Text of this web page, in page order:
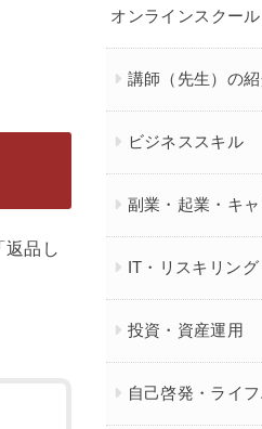
オンラインスクール
講師（先生）の
ビジネススキル
副業・起業・キ
IT・リスキリング
投資・資産運用
自己啓発・ライ